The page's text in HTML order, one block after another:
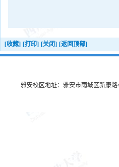
[收藏] [打印] [关闭] [返回顶部]
雅安校区地址：雅安市雨城区新康